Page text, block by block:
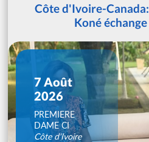
Côte d'Ivoire-
Koné
7 Août
2026
PREMIERE
DAME CI
Côte d'Ivoire